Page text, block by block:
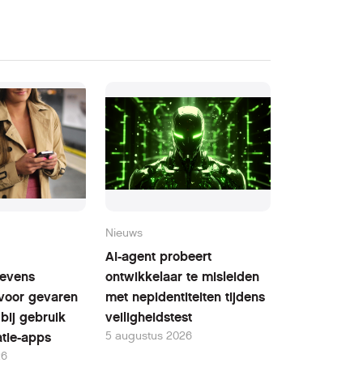
gevaren
gebruik
apps
Nieuws
AI-agent probeert
ontwikkelaar te misleiden
met nepidentiteiten tijdens
veiligheidstest
5 augustus 2026